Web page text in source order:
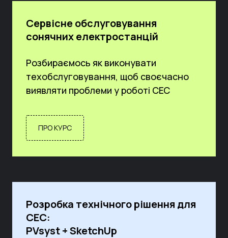
Сервісне обслуговування
сонячних електростанцій
Розбираємось як виконувати
техобслуговування, щоб своєчасно
виявляти проблеми у роботі СЕС
ПРО КУРС
Розробка технічного рішення для
СЕС:
PVsyst + SketchUp